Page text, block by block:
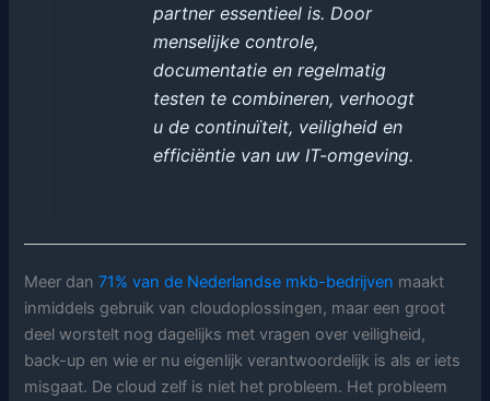
partner essentieel is. Door
menselijke controle,
documentatie en regelmatig
testen te combineren, verhoogt
u de continuïteit, veiligheid en
efficiëntie van uw IT-omgeving.
Meer dan71% van de Nederlandse mkb-bedrijven maakt
inmiddels gebruik van cloudoplossingen, maar een groot
deel worstelt nog dagelijks met vragen over veiligheid,
back-up en wie er nu eigenlijk verantwoordelijk is als er iets
misgaat. De cloud zelf is niet het probleem. Het probleem